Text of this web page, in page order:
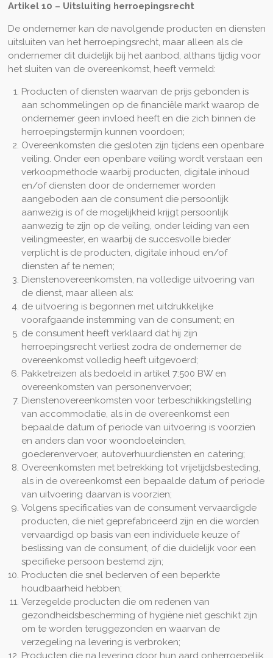
Artikel 10 – Uitsluiting herroepingsrecht
De ondernemer kan de navolgende producten en diensten
uitsluiten van het herroepingsrecht, maar alleen als de
ondernemer dit duidelijk bij het aanbod, althans tijdig voor
het sluiten van de overeenkomst, heeft vermeld:
Producten of diensten waarvan de prijs gebonden is
aan schommelingen op de financiële markt waarop de
ondernemer geen invloed heeft en die zich binnen de
herroepingstermijn kunnen voordoen;
Overeenkomsten die gesloten zijn tijdens een openbare
veiling. Onder een openbare veiling wordt verstaan een
verkoopmethode waarbij producten, digitale inhoud
en/of diensten door de ondernemer worden
aangeboden aan de consument die persoonlijk
aanwezig is of de mogelijkheid krijgt persoonlijk
aanwezig te zijn op de veiling, onder leiding van een
veilingmeester, en waarbij de succesvolle bieder
verplicht is de producten, digitale inhoud en/of
diensten af te nemen;
Dienstenovereenkomsten, na volledige uitvoering van
de dienst, maar alleen als:
de uitvoering is begonnen met uitdrukkelijke
voorafgaande instemming van de consument; en
de consument heeft verklaard dat hij zijn
herroepingsrecht verliest zodra de ondernemer de
overeenkomst volledig heeft uitgevoerd;
Pakketreizen als bedoeld in artikel 7:500 BW en
overeenkomsten van personenvervoer;
Dienstenovereenkomsten voor terbeschikkingstelling
van accommodatie, als in de overeenkomst een
bepaalde datum of periode van uitvoering is voorzien
en anders dan voor woondoeleinden,
goederenvervoer, autoverhuurdiensten en catering;
Overeenkomsten met betrekking tot vrijetijdsbesteding,
als in de overeenkomst een bepaalde datum of periode
van uitvoering daarvan is voorzien;
Volgens specificaties van de consument vervaardigde
producten, die niet geprefabriceerd zijn en die worden
vervaardigd op basis van een individuele keuze of
beslissing van de consument, of die duidelijk voor een
specifieke persoon bestemd zijn;
Producten die snel bederven of een beperkte
houdbaarheid hebben;
Verzegelde producten die om redenen van
gezondheidsbescherming of hygiëne niet geschikt zijn
om te worden teruggezonden en waarvan de
verzegeling na levering is verbroken;
Producten die na levering door hun aard onherroepelijk